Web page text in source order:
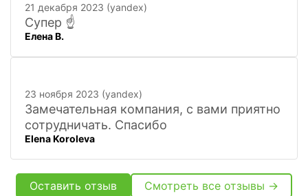
искать
21 декабря 2023 (yandex)
Супер ☝️
Елена В.
23 ноября 2023 (yandex)
Замечательная компания, с вами приятно
сотрудничать. Спасибо
Elena Koroleva
Оставить отзыв Смотреть все отзывы →